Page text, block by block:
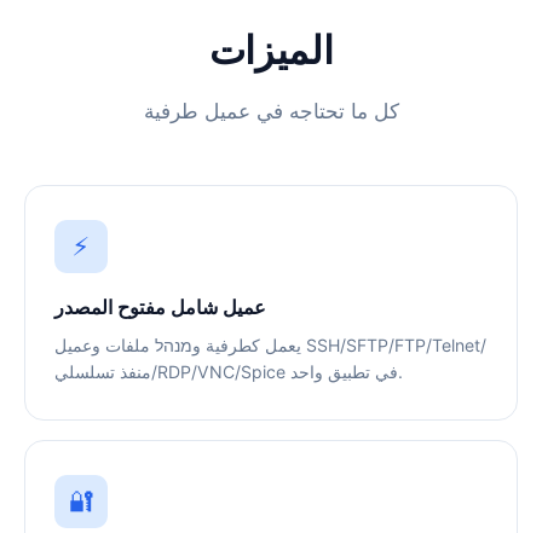
الميزات
كل ما تحتاجه في عميل طرفية
⚡
عميل شامل مفتوح المصدر
يعمل كطرفية وמנהל ملفات وعميل SSH/SFTP/FTP/Telnet/
منفذ تسلسلي/RDP/VNC/Spice في تطبيق واحد.
🔐